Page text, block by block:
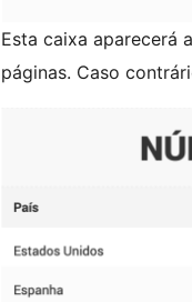
Esta caixa aparecerá
páginas. Caso